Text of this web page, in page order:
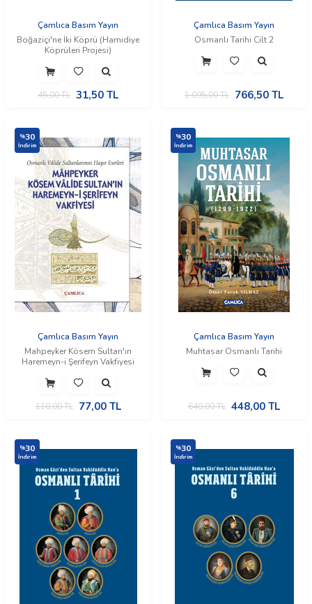
Çamlıca Basım Yayın
Boğaziçi'ne İki Köprü (Hamidiye
Köprüleri Projesi)
45,00TL 31,50 TL
Çamlıca Basım Yayın
Osmanlı Tarihi Cilt 2
1.095,00TL 766,50 TL
%30
İndirim
Çamlıca Basım Yayın
Mahpeyker Kösem Sultan'ın
Haremeyn-i Şerifeyn Vakfiyesi
110,00TL 77,00TL
%30
İndirim
Çamlıca Basım Yayın
Muhtasar Osmanlı Tarihi
640,00TL 448,00 TL
%30
İndirim
%30
İndirim